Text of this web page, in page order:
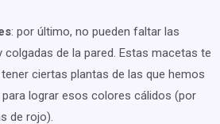
: por último, no pueden faltar las
de la pared. Estas macetas te
ciertas plantas de las que hemos
lograr esos colores cálidos (por
de rojo).